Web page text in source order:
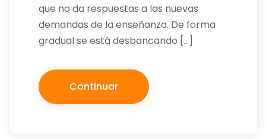
que no da respuestas a las nuevas
demandas de la enseñanza. De forma
gradual se está desbancando […]
Continuar